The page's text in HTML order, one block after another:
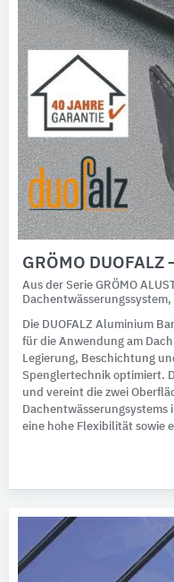
GRÖMO
Aus der Serie GRÖMO
Die DUOFALZ Aluminium
für die Anwendung am
Legierung, Beschichtung
Spenglertechnik optimiert.
und vereint die zwei
eine hohe Flexibilität sowie